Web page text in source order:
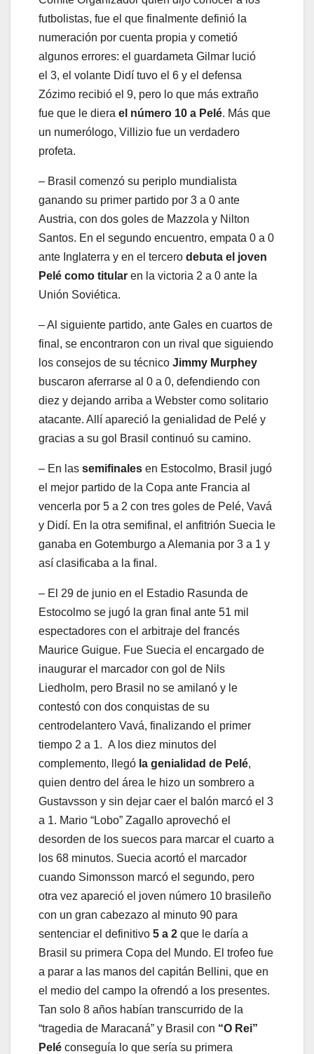
futbolistas, fue el que finalmente definió la
numeración por cuenta propia y cometió
algunos errores: el guardameta Gilmar lució
el 3, el volante Didí tuvo el 6 y el defensa
Zózimo recibió el 9, pero lo que más extraño
fue que le diera el número 10 a Pelé. Más que
un numerólogo, Villizio fue un verdadero
profeta.
– Brasil comenzó su periplo mundialista
ganando su primer partido por 3 a 0 ante
Austria, con dos goles de Mazzola y Nilton
Santos. En el segundo encuentro, empata 0 a 0
ante Inglaterra y en el tercero debuta el joven
Pelé como titular en la victoria 2 a 0 ante la
Unión Soviética.
– Al siguiente partido, ante Gales en cuartos de
final, se encontraron con un rival que siguiendo
los consejos de su técnico Jimmy Murphey
buscaron aferrarse al 0 a 0, defendiendo con
diez y dejando arriba a Webster como solitario
atacante. Allí apareció la genialidad de Pelé y
gracias a su gol Brasil continuó su camino.
– En las semifinales en Estocolmo, Brasil jugó
el mejor partido de la Copa ante Francia al
vencerla por 5 a 2 con tres goles de Pelé, Vavá
y Didí. En la otra semifinal, el anfitrión Suecia le
ganaba en Gotemburgo a Alemania por 3 a 1 y
así clasificaba a la final.
– El 29 de junio en el Estadio Rasunda de
Estocolmo se jugó la gran final ante 51 mil
espectadores con el arbitraje del francés
Maurice Guigue. Fue Suecia el encargado de
inaugurar el marcador con gol de Nils
Liedholm, pero Brasil no se amilanó y le
contestó con dos conquistas de su
centrodelantero Vavá, finalizando el primer
tiempo 2 a 1. A los diez minutos del
complemento, llegó la genialidad de Pelé,
quien dentro del área le hizo un sombrero a
Gustavsson y sin dejar caer el balón marcó el 3
a 1. Mario “Lobo” Zagallo aprovechó el
desorden de los suecos para marcar el cuarto a
los 68 minutos. Suecia acortó el marcador
cuando Simonsson marcó el segundo, pero
otra vez apareció el joven número 10 brasileño
con un gran cabezazo al minuto 90 para
sentenciar el definitivo 5 a 2 que le daría a
Brasil su primera Copa del Mundo. El trofeo fue
a parar a las manos del capitán Bellini, que en
el medio del campo la ofrendó a los presentes.
Tan solo 8 años habían transcurrido de la
“tragedia de Maracaná” y Brasil con “O Rei”
Pelé conseguía lo que sería su primera